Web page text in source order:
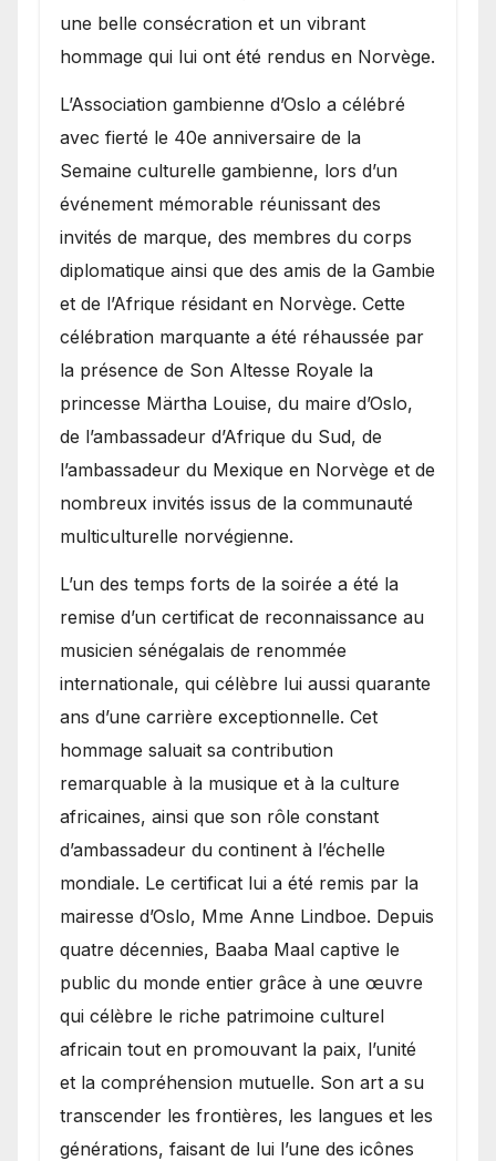
une belle consécration et un vibrant
hommage qui lui ont été rendus en Norvège.
​L’Association gambienne d’Oslo a célébré
avec fierté le 40e anniversaire de la
Semaine culturelle gambienne, lors d’un
événement mémorable réunissant des
invités de marque, des membres du corps
diplomatique ainsi que des amis de la Gambie
et de l’Afrique résidant en Norvège. Cette
célébration marquante a été réhaussée par
la présence de Son Altesse Royale la
princesse Märtha Louise, du maire d’Oslo,
de l’ambassadeur d’Afrique du Sud, de
l’ambassadeur du Mexique en Norvège et de
nombreux invités issus de la communauté
multiculturelle norvégienne.
​L’un des temps forts de la soirée a été la
remise d’un certificat de reconnaissance au
musicien sénégalais de renommée
internationale, qui célèbre lui aussi quarante
ans d’une carrière exceptionnelle. Cet
hommage saluait sa contribution
remarquable à la musique et à la culture
africaines, ainsi que son rôle constant
d’ambassadeur du continent à l’échelle
mondiale. Le certificat lui a été remis par la
mairesse d’Oslo, Mme Anne Lindboe. Depuis
quatre décennies, Baaba Maal captive le
public du monde entier grâce à une œuvre
qui célèbre le riche patrimoine culturel
africain tout en promouvant la paix, l’unité
et la compréhension mutuelle. Son art a su
transcender les frontières, les langues et les
générations, faisant de lui l’une des icônes